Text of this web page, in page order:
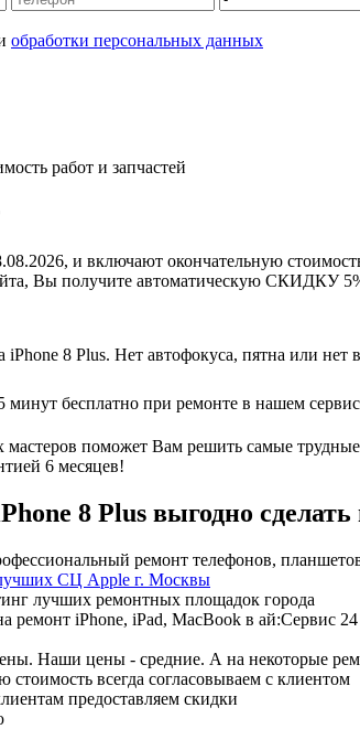
обработки персональных данных
работ и запчастей
и включают окончательную
Вы получите автоматическую СКИДКУ
iPhone 8 Plus. Нет автофокуса, пятна или
минут бесплатно при ремонте в нашем
поможет Вам решить самые
6 месяцев!
8 Plus выгодно
СЦ Apple г. Москвы
лучших ремонтных площадок города
Наши цены - средние. А на некоторые
стоимость всегда согласовываем с клиентом
предоставляем скидки